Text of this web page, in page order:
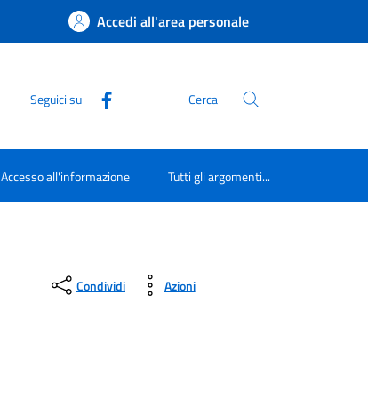
Accedi all'area personale
Seguici su Cerca
Accesso all'informazione Tutti gli argomenti...
Condividi Azioni